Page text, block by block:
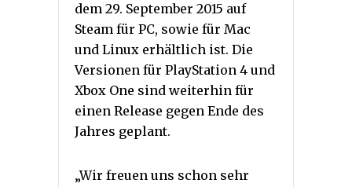
dem 29. September 2015 auf
Steam für PC, sowie für Mac
und Linux erhältlich ist. Die
Versionen für PlayStation 4 und
Xbox One sind weiterhin für
einen Release gegen Ende des
Jahres geplant.
„Wir freuen uns schon sehr